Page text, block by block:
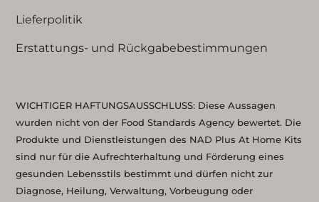
WICHTIGER HAFTUNGSAUSSCHLUSS: Diese Aussagen
wurden nicht von der Food Standards Agency bewertet. Die
Produkte und Dienstleistungen des NAD Plus At Home Kits
sind nur für die Aufrechterhaltung und Förderung eines
gesunden Lebensstils bestimmt und dürfen nicht zur
Diagnose, Heilung, Verwaltung, Vorbeugung oder
Lieferpolitik
Erstattungs- und Rückgabebestimmungen